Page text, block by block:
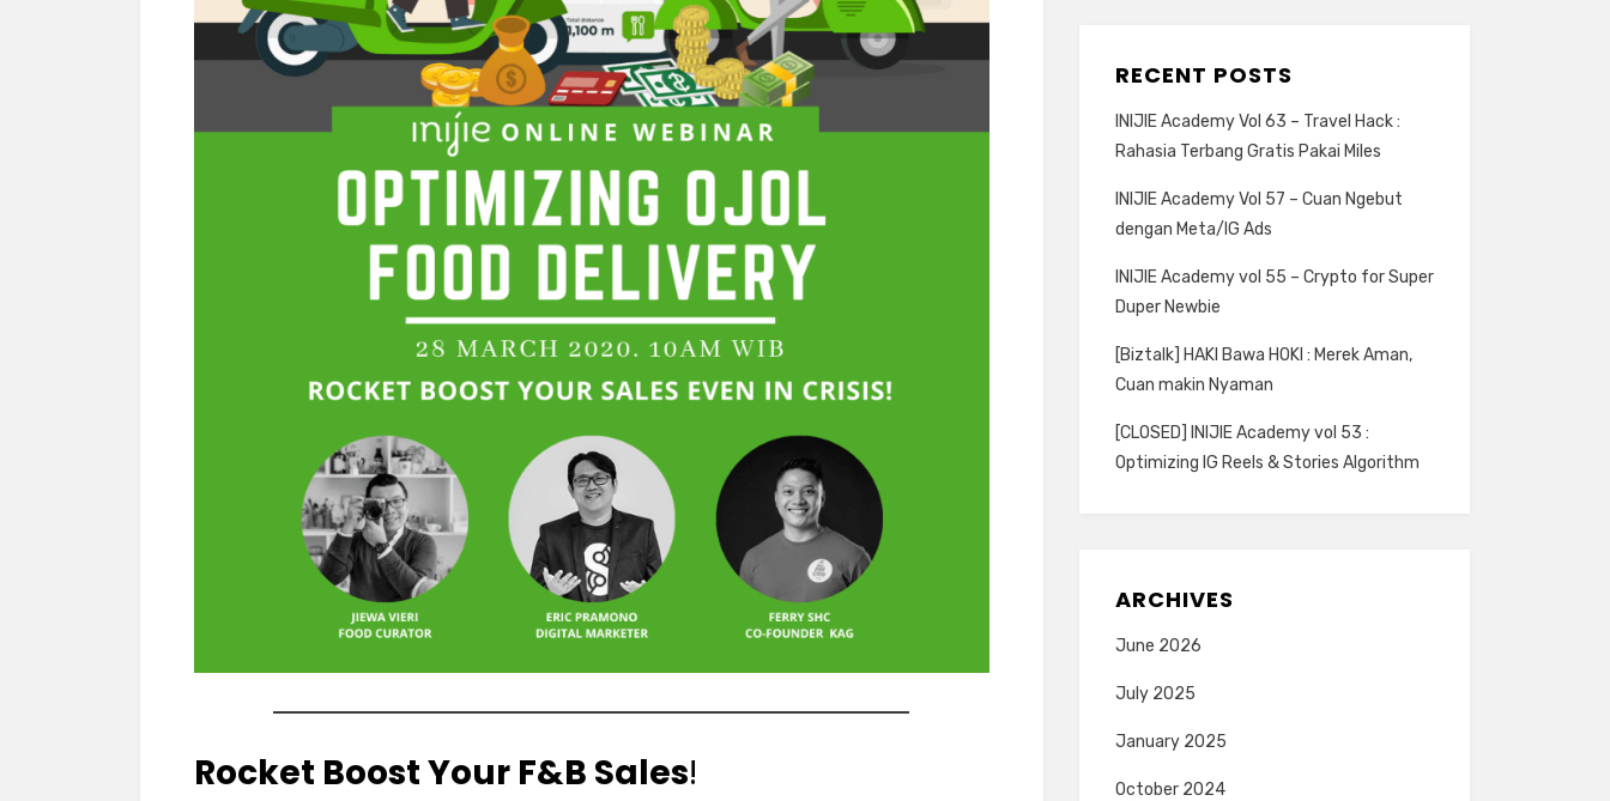
Rocket Boost Your F&B Sales!
RECENT POSTS
INIJIE Academy Vol 63 – Travel Hack :
Rahasia Terbang Gratis Pakai Miles
INIJIE Academy Vol 57 – Cuan Ngebut
dengan Meta/IG Ads
INIJIE Academy vol 55 – Crypto for Super
Duper Newbie
[Biztalk] HAKI Bawa HOKI : Merek Aman,
Cuan makin Nyaman
[CLOSED] INIJIE Academy vol 53 :
Optimizing IG Reels & Stories Algorithm
ARCHIVES
June 2026
July 2025
January 2025
October 2024